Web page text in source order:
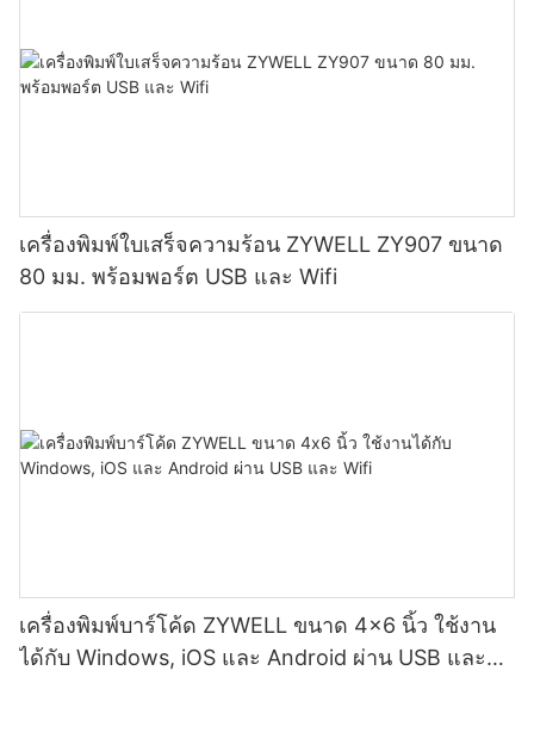
เครื่องพิมพ์ใบเสร็จความร้อน ZYWELL ZY907 ขนาด
80 มม. พร้อมพอร์ต USB และ Wifi
เครื่องพิมพ์บาร์โค้ด ZYWELL ขนาด 4x6 นิ้ว ใช้งาน
ได้กับ Windows, iOS และ Android ผ่าน USB และ